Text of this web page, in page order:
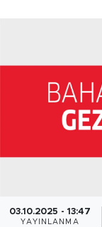
03.10.2025 - 13:47
YAYINLANMA